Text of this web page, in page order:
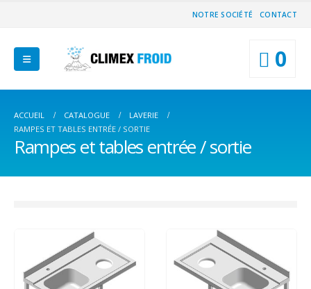
NOTRE SOCIÉTÉ CONTACT
0
ACCUEIL CATALOGUE
LAVERIE
RAMPES ET TABLES ENTRÉE / SORTIE
Rampes et tables entrée / sortie